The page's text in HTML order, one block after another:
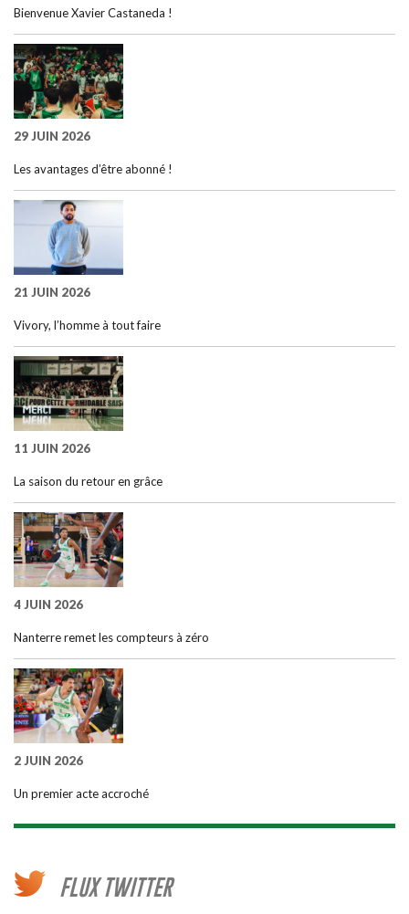
Bienvenue Xavier Castaneda !
29 JUIN 2026
Les avantages d’être abonné !
21 JUIN 2026
Vivory, l’homme à tout faire
11 JUIN 2026
La saison du retour en grâce
4 JUIN 2026
Nanterre remet les compteurs à zéro
2 JUIN 2026
Un premier acte accroché
FLUX TWITTER